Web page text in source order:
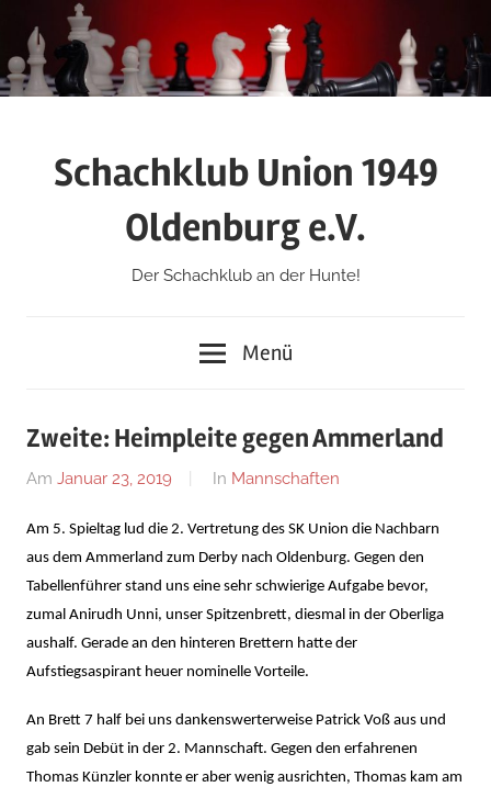
Inhalt
springen
Schachklub Union 1949
Oldenburg e.V.
Der Schachklub an der Hunte!
Menü
Zweite: Heimpleite gegen Ammerland
Am Januar 23, 2019
Von
Wagner
In Mannschaften
Am 5. Spieltag lud die 2. Vertretung des SK Union die Nachbarn
aus dem Ammerland zum Derby nach Oldenburg. Gegen den
Tabellenführer stand uns eine sehr schwierige Aufgabe bevor,
zumal Anirudh Unni, unser Spitzenbrett, diesmal in der Oberliga
aushalf. Gerade an den hinteren Brettern hatte der
Aufstiegsaspirant heuer nominelle Vorteile.
An Brett 7 half bei uns dankenswerterweise Patrick Voß aus und
gab sein Debüt in der 2. Mannschaft. Gegen den erfahrenen
Thomas Künzler konnte er aber wenig ausrichten, Thomas kam am